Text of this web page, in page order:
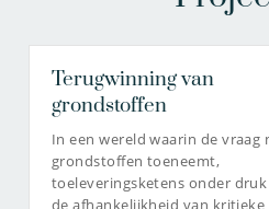
dr. Joep van den Broeke
Senior onderzoeker
Projectmanager
Terugwinning van
grondstoffen
In een wereld waarin de vraag
grondstoffen toeneemt,
toeleveringsketens onder druk
de afhankelijkheid van kritieke